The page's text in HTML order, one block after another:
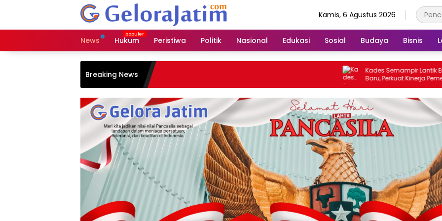
Kamis, 6 Agustus 2026
News Hukum Peristiwa Politik Nasional Edukasi Sosial Budaya Bisnis
Breaking News
Kades Semampir Lantik Empat
Baru, Perkuat Kinerja
Melalui Penyegaran Organisasi